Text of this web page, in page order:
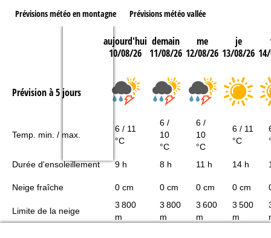
Prévisions météo en montagne Prévisions météo vallée
aujourd'hui
10/08/26
demain
11/08/26
me
12/08/26
je
13/08/26
Prévision à 5 jours
Temp. min. / max.
6 / 11
°C
6 /
10
°C
6 /
10
°C
6 / 11
°C
Durée d'ensoleillement 9 h 8 h 11 h 14 h
Neige fraîche 0 cm 0 cm 0 cm 0 cm
Limite de la neige
3 800
m
3 800
m
3 600
m
3 500
m